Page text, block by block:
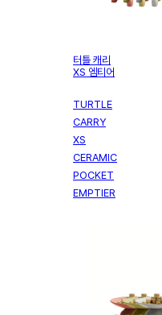
터틀 캐리
XS 엠티어
TURTLE
CARRY
XS
CERAMIC
POCKET
EMPTIER